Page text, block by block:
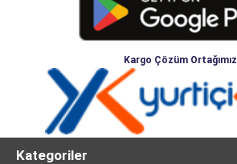
Kargo Çözüm Ortağımız
Kategoriler